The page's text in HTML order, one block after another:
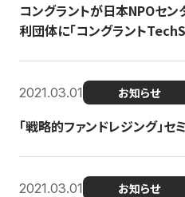
コングラントが日本NPOセ
利団体に「コングラント
2021.03.01 お知らせ
「戦略的ファンドレジング」セ
2021.03.01 お知らせ